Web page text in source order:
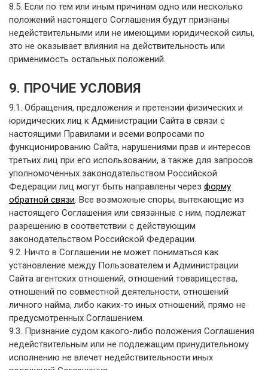
8.5. Если по тем или иным причинам одно или несколько
положений настоящего Соглашения будут признаны
недействительными или не имеющими юридической силы,
это не оказывает влияния на действительность или
применимость остальных положений.
9. ПРОЧИЕ УСЛОВИЯ
9.1. Обращения, предложения и претензии физических и
юридических лиц к Администрации Сайта в связи с
настоящими Правилами и всеми вопросами по
функционированию Сайта, нарушениями прав и интересов
третьих лиц при его использовании, а также для запросов
уполномоченных законодательством Российской
Федерации лиц могут быть направлены через форму
обратной связи . Все возможные споры, вытекающие из
настоящего Соглашения или связанные с ним, подлежат
разрешению в соответствии с действующим
законодательством Российской Федерации.
9.2. Ничто в Соглашении не может пониматься как
установление между Пользователем и Администрации
Сайта агентских отношений, отношений товарищества,
отношений по совместной деятельности, отношений
личного найма, либо каких-то иных отношений, прямо не
предусмотренных Соглашением.
9.3. Признание судом какого-либо положения Соглашения
недействительным или не подлежащим принудительному
исполнению не влечет недействительности иных